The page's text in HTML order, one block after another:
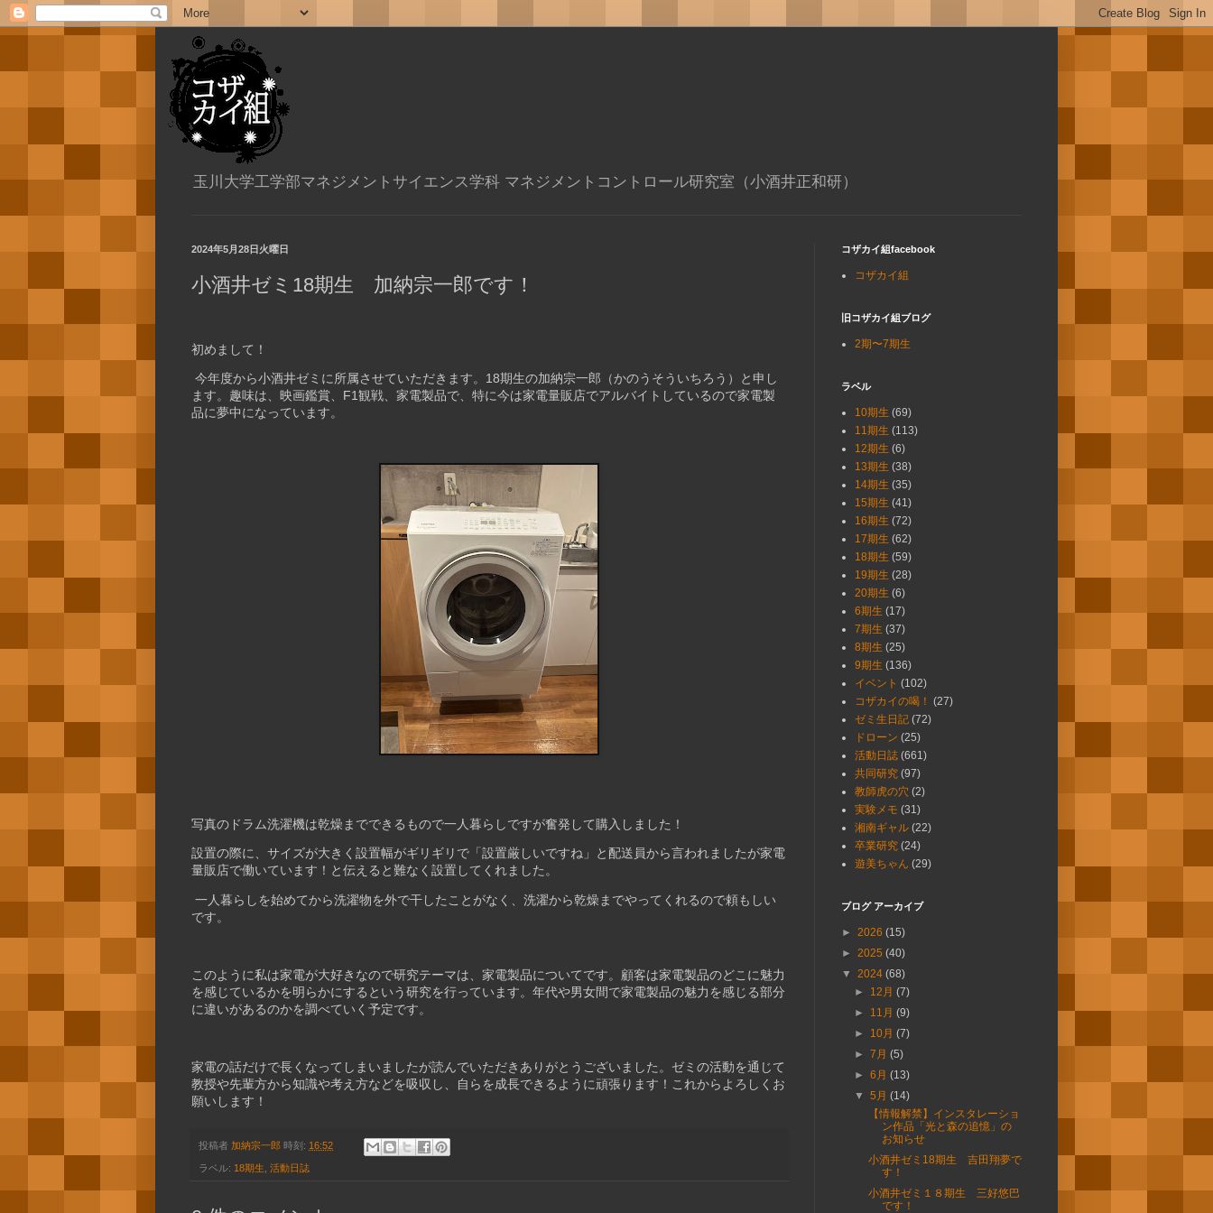
玉川大学工学部マネジメントサイエンス学科 マネジメントコントロール研究室（小酒井正和研）
2024年5月28日火曜日
小酒井ゼミ18期生 加納宗一郎です！
初めまして！
今年度から小酒井ゼミに所属させていただきます。 18期生の加納宗一郎（かのうそういちろう）と申し
ます。 趣味は、映画鑑賞、 F1観戦、家電製品で、特に今は家電量販店でアルバイトしているので家電製
品に夢中になっています。
写真のドラム洗濯機は乾燥までできるもので一人暮らしですが奮発して購入しました！
設置の際に、 サイズが大きく設置幅がギリギリで「設置厳しいですね」と配送員から言われましたが家電
量販店で働いています！と伝えると難なく設置してくれました。
一人暮らしを始めてから洗濯物を外で干したことがなく、洗濯から乾燥までやってくれるので頼もしい
です。
このように私は家電が大好きなので研究テーマは、家電製品についてです。 顧客は家電製品のどこに魅力
を感じているかを明らかにするという研究を行っています。年代や男女間で家電製品の魅力を感じる部分
に違いがあるのかを調べていく予定です。
家電の話だけで長くなってしまいましたが読んでいただきありがとうございました。ゼミの活動を通じて
教授や先輩方から知識や考え方などを吸収し、自らを成長できるように頑張ります！これから よろしくお
願いします！
投稿者 加納宗一郎 時刻: 16:52
ラベル: 18期生 活動日誌
コザカイ組facebook
コザカイ組
旧コザカイ組ブログ
2期〜7期生
ラベル
10期生 (69)
11期生 (113)
12期生 (6)
13期生 (38)
14期生 (35)
15期生 (41)
16期生 (72)
17期生 (62)
18期生 (59)
19期生 (28)
20期生 (6)
6期生 (17)
7期生 (37)
8期生 (25)
9期生 (136)
イベント (102)
コザカイの喝！ (27)
ゼミ生日記 (72)
ドローン (25)
活動日誌 (661)
共同研究 (97)
教師虎の穴 (2)
実験メモ (31)
湘南ギャル (22)
卒業研究 (24)
遊美ちゃん (29)
ブログ アーカイブ
► 2026 (15)
► 2025 (40)
▼ 2024 (68)
► 12月(7)
► 11月(9)
► 10月(7)
►7月(5)
►6月(13)
▼5月(14)
【情報解禁】インスタレーショ
ン作品「光と森の追憶」の
お知らせ
小酒井ゼミ18期生 吉田翔夢で
す！
小酒井ゼミ１８期生 三好悠巴
です！